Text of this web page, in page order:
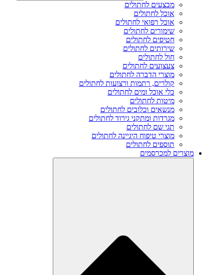
מבצעים לחתולים
אוכל לחתולים
אוכל רפואי לחתולים
שימורים לחתולים
חטיפים לחתולים
שירותים לחתולים
חול לחתולים
צעצועים לחתולים
מוצרי הדברה לחתולים
קולרים, רתמות ורצועות לחתולים
כלי אוכל ומים לחתולים
מיטות לחתולים
מנשאים וכלובים לחתולים
מגרדות ומתקני גירוד לחתולים
תגי שם לחתולים
מוצרי טיפוח היגיינה לחתולים
תוספים לחתולים
מוצרים למכרסמים